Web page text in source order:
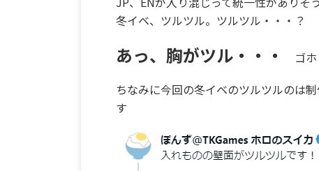
冬イベ、ツルツル。ツルツル・・・？
あっ、胸がツル・・・
ゴホ
ちなみに今回の冬イベのツルツルのは
す